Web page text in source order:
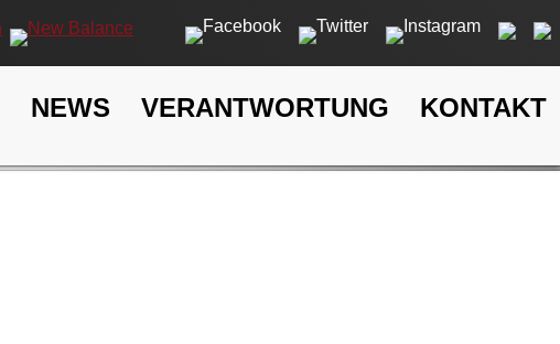
NEWS VERANTWORTUNG KONTAKT